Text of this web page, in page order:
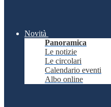
Novità
Panoramica
Le notizie
Le circolari
Calendario eventi
Albo online